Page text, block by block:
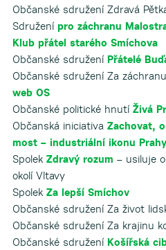
Občanské sdružení Zdravá
Sdružení pro záchranu
Klub přátel starého Smíchova
Občanské sdružení Přátelé
Občanské sdružení Za
web OS
Občanské politické hnutí Živá
Občanská iniciativa Zachovat,
most – industriální ikonu Prahy
Spolek Zdravý rozum – usiluje
okolí Vltavy
Spolek Za lepší Smíchov
Občanské sdružení Za život
Občanské sdružení Za krajinu
Občanské sdružení Košířská